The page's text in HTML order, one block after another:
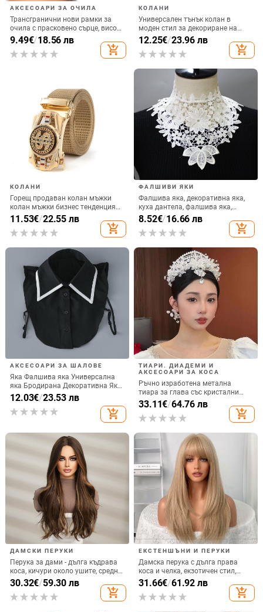
АКСЕСОАРИ ЗА ОЧИЛА
Трансгранични нови рамки за
очила с прасковено сърце, висок
клас, Sense catwalk, нишови леки
луксозни рамки за очила с
кристали, дамски диамантени
9.49€/18.56 лв
add_shopping_cart
КОЛАНИ
Универсален тънък колан в
моден стил за декориране на
панталони, дънки, модерни
дамски рокли, палта и стегнати
талии
12.25€/23.96 лв
add_shopping_cart
КОЛАНИ
Горещ продаван колан мъжки
колан мъжки бизнес тенденция
въртящ се автоматична
катарама панталони колан
модна тенденция на едро
11.53€/22.55 лв
add_shopping_cart
ФАЛШИВИ ЯКИ
Фалшива яка, декоративна яка,
куха дантела, фалшива яка,
фалшива поло AliExpress,
европейска и американска
8.52€/16.66 лв
add_shopping_cart
АКСЕСОАРИ ЗА ШАЛОВЕ
Яка Фалшива яка Универсална
яка Бродирана Декоративна Яка
на Ризата с Каишка Мода
12.03€/23.53 лв
add_shopping_cart
ТИАРИ. ДИАДЕМИ И
АКСЕСОАРИ ЗА КОСА
Ръчно изработена метална
тиара за глава със кристални
акценти
33.11€/64.76 лв
add_shopping_cart
ДАМСКИ ПЕРУКИ
Перука за дами - дълга къдрава
коса, кичури около ушите, средно
разделяне, високо температурно
влакно, модел lc1036
30.32€/59.30 лв
add_shopping_cart
ЕКСТЕНШЪНИ И ПЕРУКИ
Дамска перука с дълга права
коса и челка, екзотичен стил,
синтетични влакна, устойчиви на
високи температури, модел C-
0342-1
31.66€/61.92 лв
add_shopping_cart